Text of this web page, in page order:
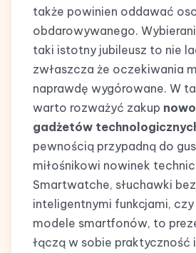
także powinien oddawać
obdarowywanego.
taki istotny jubileusz to nie
zwłaszcza że oczekiwania
naprawdę wygórowane. W
warto rozważyć zakup
gadżetów
pewnością przypadną do
miłośnikowi nowinek
Smartwatche, słuchawki
inteligentnymi funkcjami,
modele smartfonów, to
łączą w sobie praktyczność i